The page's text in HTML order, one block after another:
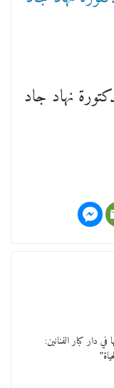
ال99 عاما وشهر رحيل شقيق ميشيل
نهاد جاد
دار كبار الفنانين: